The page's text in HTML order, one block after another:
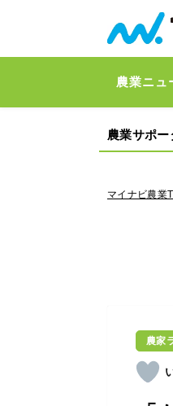
農業ニュ
農業サポー
マイナビ農業
農家